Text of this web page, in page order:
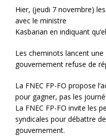
Hier, (jeudi 7 novembre)
avec le ministre
Kasbarian en indiquant
Les cheminots lancent
gouvernement refuse de
La FNEC FP-FO propose
pour gagner, pas les
La FNEC FP-FO invite les
syndicales pour débattre
gouvernement.